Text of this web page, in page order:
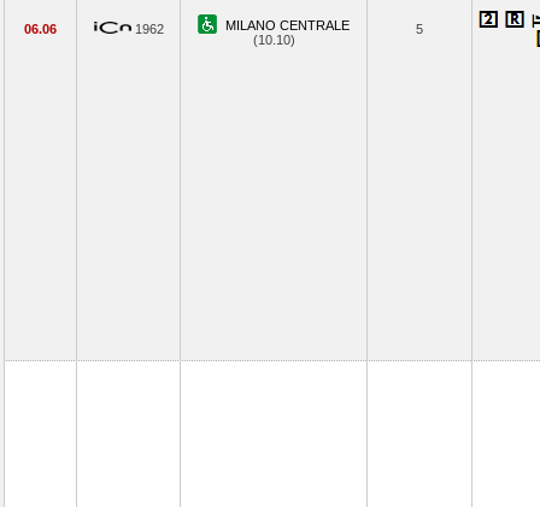
06.06 1962
MILANO CENTRALE
(10.10)
5